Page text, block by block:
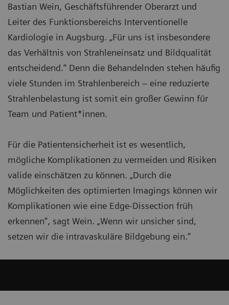
Bastian Wein, Geschäftsführender Oberarzt und
Leiter des Funktionsbereichs Interventionelle
Kardiologie in Augsburg. „Für uns ist insbesondere
das Verhältnis von Strahleneinsatz und Bildqualität
entscheidend.“ Denn die Behandelnden stehen häufig
viele Stunden im Strahlenbereich – eine reduzierte
Strahlenbelastung ist somit ein großer Gewinn für
Team und Patient*innen.
Für die Patientensicherheit ist es wesentlich,
mögliche Komplikationen zu vermeiden und Risiken
valide einschätzen zu können. „Durch die
Möglichkeiten des optimierten Imagings können wir
Komplikationen wie eine Edge-Dissection früh
erkennen“, sagt Wein. „Wenn wir unsicher sind,
setzen wir die intravaskuläre Bildgebung ein.“